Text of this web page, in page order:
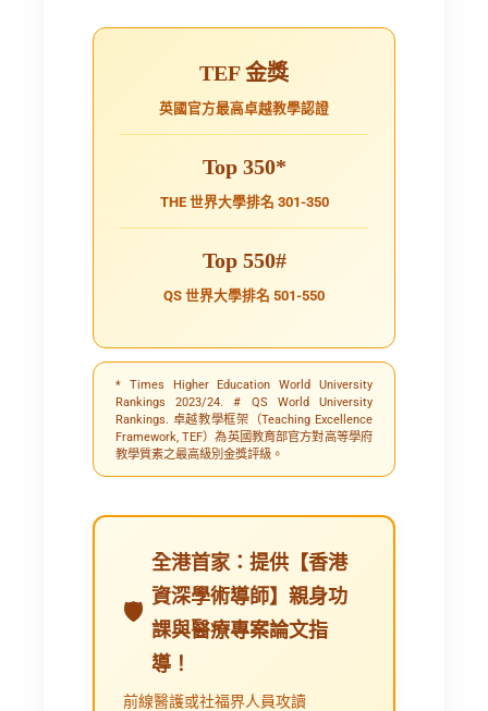
TEF 金獎
英國官方最高卓越教學認證
Top 350*
THE 世界大學排名 301-350
Top 550#
QS 世界大學排名 501-550
* Times Higher Education World University
Rankings 2023/24. # QS World University
Rankings. 卓越教學框架（Teaching Excellence
Framework, TEF）為英國教育部官方對高等學府
教學質素之最高級別金獎評級。
全港首家：提供【香港
資深學術導師】親身功
課與醫療專案論文指
導！
前線醫護或社福界人員攻讀